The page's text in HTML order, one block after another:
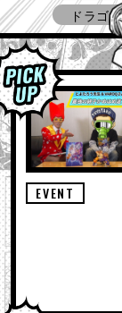
ドラゴ
BNE
アミュ
コミコン
ドラゴ
ガシャ
EVENT